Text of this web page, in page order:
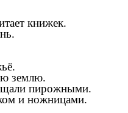
книжек.
землю.
пирожными.
и ножницами.